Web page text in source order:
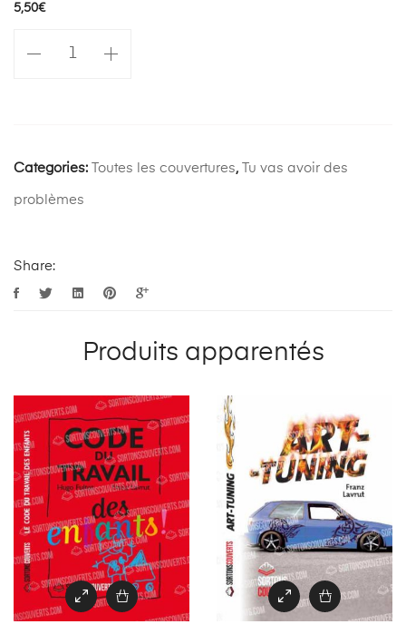
5,50€
Categories: Toutes les couvertures, Tu vas avoir des
problèmes
Share:
Produits apparentés